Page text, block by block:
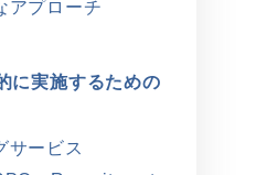
アプローチ
に実施するための
サービス